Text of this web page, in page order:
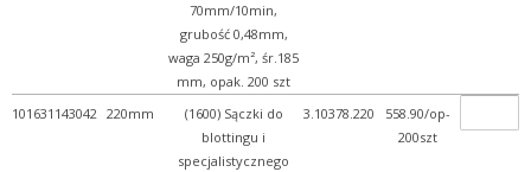
70mm/10min,
grubość 0,48mm,
waga 250g/m², śr.185
mm, opak. 200 szt
101631143042 220mm
(1600) Sączki do
blottingu i
specjalistycznego
3.10378.220
558.90/op-
200szt